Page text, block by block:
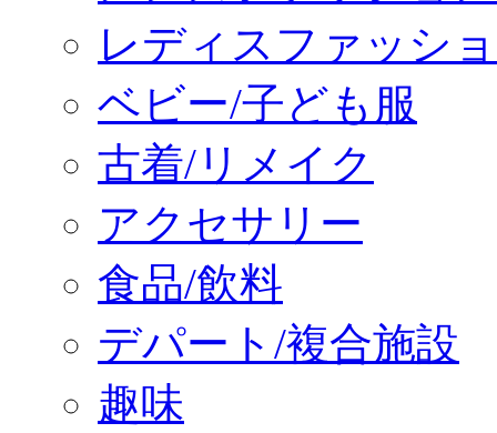
レディスファッシ
ベビー/子ども服
古着/リメイク
アクセサリー
食品/飲料
デパート/複合施設
趣味